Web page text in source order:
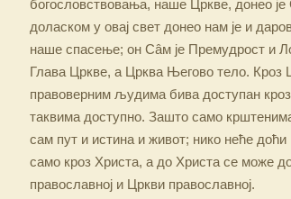
богословствовања, наше Цркве, донео
доласком у овај свет донео нам је и
наше спасење; он Сâм је Премудрост и
Глава Цркве, а Црква Његово тело. Кроз
правоверним људима бива доступан кроз
таквима доступно. Зашто само
сам пут и истина и живот; нико неће
само кроз Христа, а до Христа се може
православној и Цркви православној.